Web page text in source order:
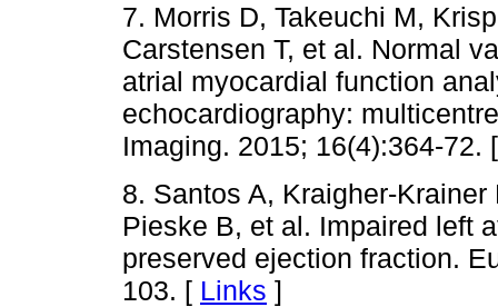
7. Morris D, Takeuchi M,
Carstensen T, et al. Normal
atrial myocardial function
echocardiography:
Imaging. 2015; 16(4):364-72.
8. Santos A, Kraigher-
Pieske B, et al. Impaired left
preserved ejection fraction.
103. [ Links ]